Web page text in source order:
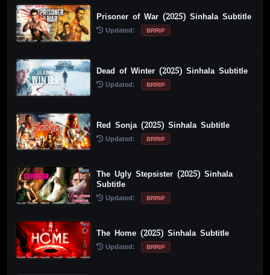
Prisoner of War (2025) Sinhala Subtitle
Updated: BRRIP
Dead of Winter (2025) Sinhala Subtitle
Updated: BRRIP
Red Sonja (2025) Sinhala Subtitle
Updated: BRRIP
The Ugly Stepsister (2025) Sinhala
Subtitle
Updated: BRRIP
The Home (2025) Sinhala Subtitle
Updated: BRRIP